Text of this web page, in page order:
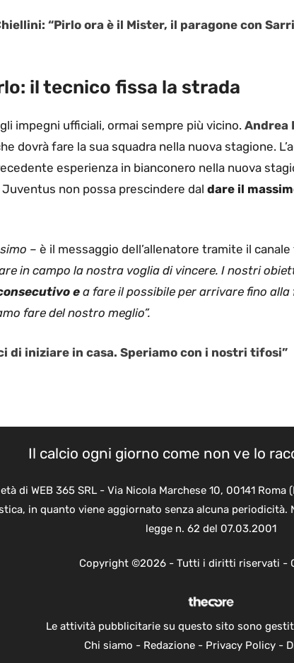
“Pirlo ora è il Mister, il paragone con
il tecnico fissa la strada
impegni ufficiali, ormai sempre più vicino. Andrea
dovrà fare la sua squadra nella nuova stagione.
esperienza in bianconero nella nuova
non possa prescindere dal dare il
– è il messaggio dell’allenatore tramite il
in campo la nostra voglia di vincere. I nostri
e a fare il possibile per arrivare fino alla
fare del nostro meglio”.
di iniziare in casa. Speriamo con i nostri tifosi”
Il calcio ogni giorno come non ve lo
di WEB 365 SRL - Via Nicola Marchese 10, 00141 Roma
in quanto viene aggiornato senza alcuna
legge n. 62 del 07.03.2001
Copyright ©2026 - Tutti i diritti riservati -
Le attività pubblicitarie su questo sito sono
Chi siamo - Redazione- Privacy Policy-